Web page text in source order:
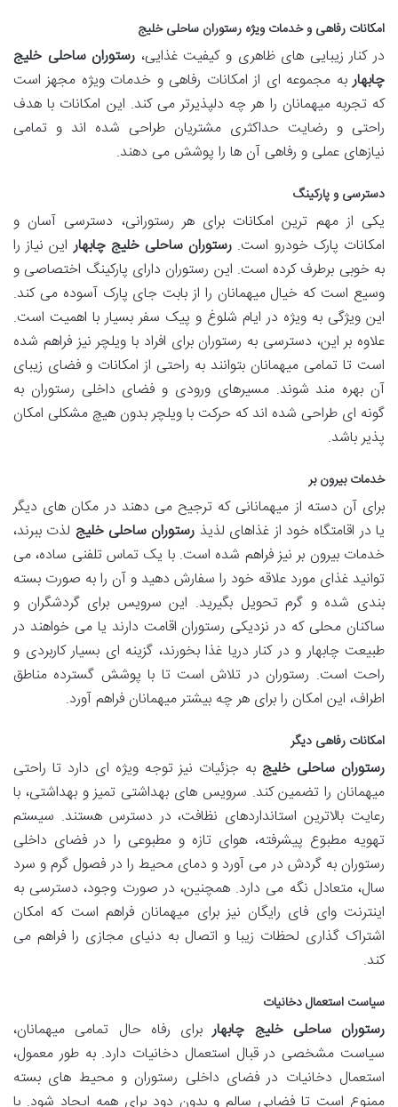
امکانات رفاهی و خدمات ویژه رستوران ساحلی خلیج
در کنار زیبایی های ظاهری و کیفیت غذایی، رستوران ساحلی خلیج
چابهاربه مجموعه ای از امکانات رفاهی و خدمات ویژه مجهز است
که تجربه میهمانان را هر چه دلپذیرتر می کند. این امکانات با هدف
راحتی و رضایت حداکثری مشتریان طراحی شده اند و تمامی
نیازهای عملی و رفاهی آن ها را پوشش می دهند.
دسترسی و پارکینگ
یکی از مهم ترین امکانات برای هر رستورانی، دسترسی آسان و
امکانات پارک خودرو است. رستوران ساحلی خلیج چابهاراین نیاز را
به خوبی برطرف کرده است. این رستوران دارای پارکینگ اختصاصی و
وسیع است که خیال میهمانان را از بابت جای پارک آسوده می کند.
این ویژگی به ویژه در ایام شلوغ و پیک سفر بسیار با اهمیت است.
علاوه بر این، دسترسی به رستوران برای افراد با ویلچر نیز فراهم شده
است تا تمامی میهمانان بتوانند به راحتی از امکانات و فضای زیبای
آن بهره مند شوند. مسیرهای ورودی و فضای داخلی رستوران به
گونه ای طراحی شده اند که حرکت با ویلچر بدون هیچ مشکلی امکان
پذیر باشد.
خدمات بیرون بر
برای آن دسته از میهمانانی که ترجیح می دهند در مکان های دیگر
یا در اقامتگاه خود از غذاهای لذیذ رستوران ساحلی خلیج لذت ببرند،
خدمات بیرون بر نیز فراهم شده است. با یک تماس تلفنی ساده، می
توانید غذای مورد علاقه خود را سفارش دهید و آن را به صورت بسته
بندی شده و گرم تحویل بگیرید. این سرویس برای گردشگران و
ساکنان محلی که در نزدیکی رستوران اقامت دارند یا می خواهند در
طبیعت چابهار و در کنار دریا غذا بخورند، گزینه ای بسیار کاربردی و
راحت است. رستوران در تلاش است تا با پوشش گسترده مناطق
اطراف، این امکان را برای هر چه بیشتر میهمانان فراهم آورد.
امکانات رفاهی دیگر
رستوران ساحلی خلیج به جزئیات نیز توجه ویژه ای دارد تا راحتی
میهمانان را تضمین کند. سرویس های بهداشتی تمیز و بهداشتی، با
رعایت بالاترین استانداردهای نظافت، در دسترس هستند. سیستم
تهویه مطبوع پیشرفته، هوای تازه و مطبوعی را در فضای داخلی
رستوران به گردش در می آورد و دمای محیط را در فصول گرم و سرد
سال، متعادل نگه می دارد. همچنین، در صورت وجود، دسترسی به
اینترنت وای فای رایگان نیز برای میهمانان فراهم است که امکان
اشتراک گذاری لحظات زیبا و اتصال به دنیای مجازی را فراهم می
کند.
سیاست استعمال دخانیات
رستوران ساحلی خلیج چابهاربرای رفاه حال تمامی میهمانان،
سیاست مشخصی در قبال استعمال دخانیات دارد. به طور معمول،
استعمال دخانیات در فضای داخلی رستوران و محیط های بسته
ممنوع است تا فضایی سالم و بدون دود برای همه ایجاد شود. با